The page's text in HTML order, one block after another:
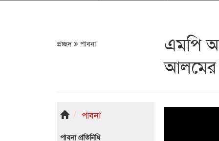
প্রচ্ছদ পাবনা
এমপি
পাবনা
পাবনা প্রতিনিধি